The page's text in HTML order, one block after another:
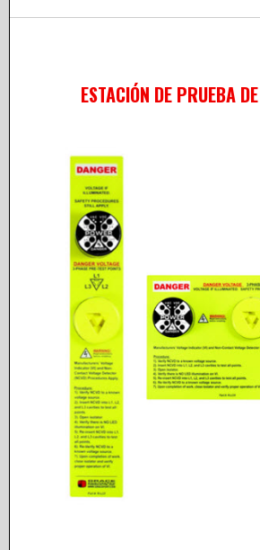
ESTACIÓN DE PRUEBA